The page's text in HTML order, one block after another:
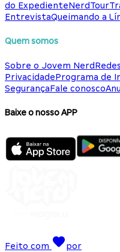
do ExpedienteNerdTour
EntrevistaQueimando a
Quem somos
Sobre o Jovem Nerd
PrivacidadePrograma de
SegurançaFale conosco
Baixe o nosso APP
Feito com
por